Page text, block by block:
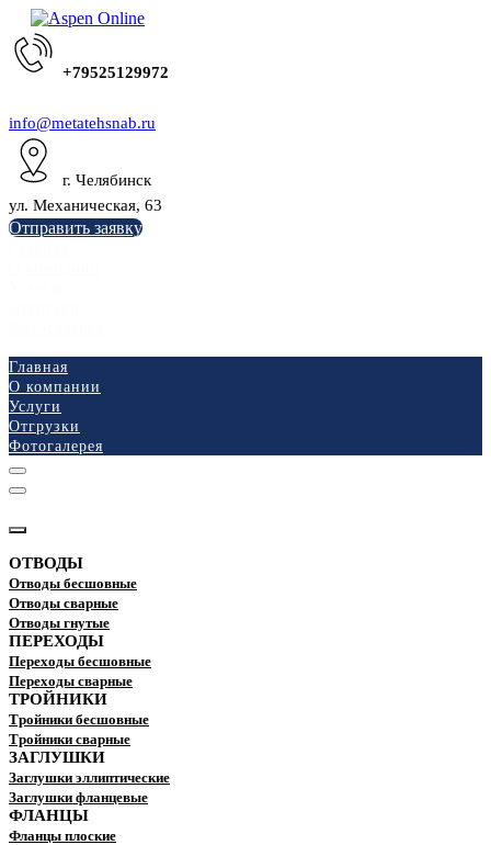
+79525129972
info@metatehsnab.ru
г. Челябинск
ул. Механическая, 63
Отправить заявку
Главная
О компании
Услуги
Отгрузки
Фотогалерея
ОТВОДЫ
Отводы бесшовные
Отводы сварные
Отводы гнутые
ПЕРЕХОДЫ
Переходы бесшовные
Переходы сварные
ТРОЙНИКИ
Тройники бесшовные
Тройники сварные
ЗАГЛУШКИ
Заглушки эллиптические
Заглушки фланцевые
ФЛАНЦЫ
Фланцы плоские